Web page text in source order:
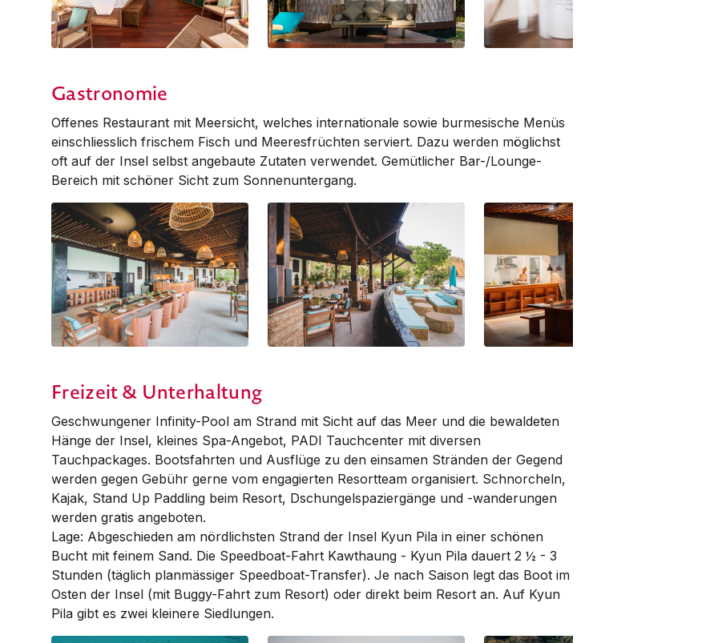
Gastronomie
Offenes Restaurant mit Meersicht, welches internationale sowie burmesische Menüs
einschliesslich frischem Fisch und Meeresfrüchten serviert. Dazu werden möglichst
oft auf der Insel selbst angebaute Zutaten verwendet. Gemütlicher Bar-/Lounge-
Bereich mit schöner Sicht zum Sonn­enuntergang.
Freizeit & Unterhaltung
Geschwungener Infinity-Pool am Strand mit Sicht auf das Meer und die bewaldeten
Hänge der Insel, kleines Spa-Angebot, PADI Tauchcenter mit diversen
Tauch­packages. Bootsfahrten und Ausflüge zu den einsamen Stränden der Gegend
werden gegen Gebühr gerne vom engagierten Resortteam organisiert. Schnorcheln,
Kajak, Stand Up Paddling beim Resort, Dschungel­spazier­gänge und -wanderungen
werden gratis angeboten.
­Lage: Abgeschieden am nördlichsten Strand der Insel Kyun Pila in einer schönen
Bucht mit feinem Sand. Die Speedboat-Fahrt Kawthaung - Kyun Pila dauert 2 ½ - 3
Stun­den (täglich planmässiger Speedboat-Transfer). Je nach Saison legt das Boot im
Osten der Insel (mit Buggy-Fahrt zum Resort) oder direkt beim Resort an. Auf Kyun
Pila gibt es zwei kleinere Siedlungen.